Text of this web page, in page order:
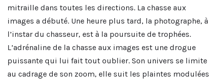
mitraille dans toutes les directions. La chasse aux
images a débuté. Une heure plus tard, la photographe, à
l’instar du chasseur, est à la poursuite de trophées.
L’adrénaline de la chasse aux images est une drogue
puissante qui lui fait tout oublier. Son univers se limite
au cadrage de son zoom, elle suit les plaintes modulées